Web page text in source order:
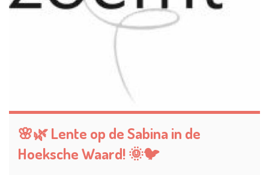
🌸🌿 Lente op de Sabina in de
Hoeksche Waard! 🌞🐦